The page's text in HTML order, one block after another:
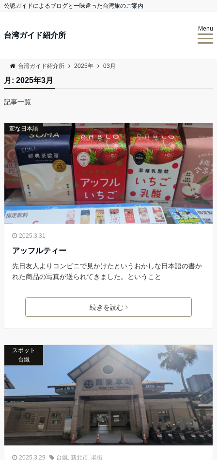
公認ガイドによるブログと一味違った台湾旅のご案内
台湾ガイド紹介所
Menu
台湾ガイド紹介所 2025年 03月
月: 2025年3月
記事一覧
変な日本語
2025.3.31
アッフルティー
先日友人よりコンビニで見かけたというおかしな日本語の書か
れた商品の写真が送られてきました。ということ
続きを読む
スポット
台鐵
2025.3.29 台鐵, 新北市, 老街